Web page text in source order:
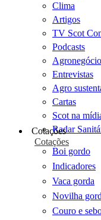
Clima
Artigos
TV Scot
Podcasts
Entrevistas
Agro
Cartas
Scot na
Radar
Cotações
Cotações
Boi gordo
Indicadores
Vaca gorda
Novilha
Couro e